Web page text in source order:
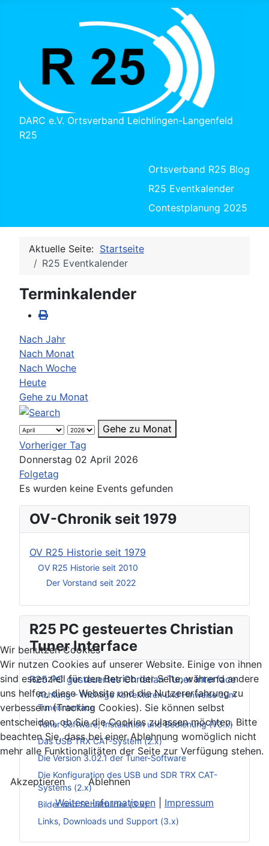
DARC e.V. Ortsverband Leichlingen-Langenfeld
R25
Ortsverband R25 Blog
R25 Eventkalender
Contestplanung 2025
OV-Chronik seit 1979
OV R25 Historie seit 1979
OV R25 Historie seit 2010
Der Vorstand seit 2022
R25 PC gesteuertes Christian
Tuner Interface
R25 PC gesteuertes Christian Tuner Interface
Achtung – Wichtige Korrekturen und Hinweise zum
Tunerinterface
Tuner Software, Installation und Bedienung (V3.x)
Das USB TRX CAT-System (2.x)
Die Version 3.02.1 der Tuner-Software
Die Konfiguration des USB und SDR TRX CAT-
Systems (2.x)
Bilder und Schaltbilder (3.x)
Links, Downloads und Support (3.x)
Aktuelle Seite: Startseite
R25 Eventkalender
Terminkalender
Nach Jahr
Nach Monat
Nach Woche
Heute
Gehe zu Monat
Gehe zu Monat
Vorheriger Tag
Donnerstag 02 April 2026
Folgetag
Es wurden keine Events gefunden
Wir benutzen Cookies
Wir nutzen Cookies auf unserer Website. Einige von ihnen
sind essenziell für den Betrieb der Seite, während andere
uns helfen, diese Website und die Nutzererfahrung zu
verbessern (Tracking Cookies). Sie können selbst
entscheiden, ob Sie die Cookies zulassen möchten. Bitte
beachten Sie, dass bei einer Ablehnung womöglich nicht
mehr alle Funktionalitäten der Seite zur Verfügung stehen.
Akzeptieren
Ablehnen
Weitere Informationen
Impressum